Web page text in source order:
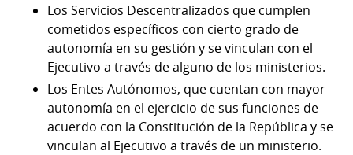
Los Servicios Descentralizados que cumplen
cometidos específicos con cierto grado de
autonomía en su gestión y se vinculan con el
Ejecutivo a través de alguno de los ministerios.
Los Entes Autónomos, que cuentan con mayor
autonomía en el ejercicio de sus funciones de
acuerdo con la Constitución de la República y se
vinculan al Ejecutivo a través de un ministerio.